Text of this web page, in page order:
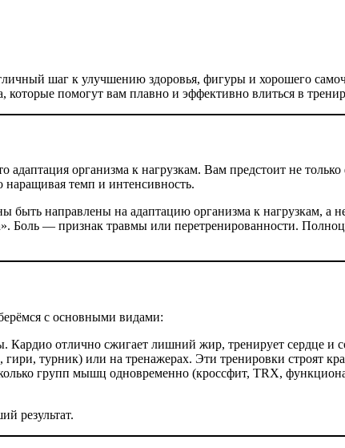
шаг к улучшению здоровья, фигуры и хорошего
помогут вам плавно и эффективно влиться в
организма к нагрузкам. Вам предстоит не
наращивая темп и интенсивность.
быть направлены на адаптацию организма к нагрузкам, а
Боль — признак травмы или перетренированности.
с основными видами:
Кардио отлично сжигает лишний жир, тренирует сердце и
гири, турник) или на тренажерах. Эти тренировки строят
групп мышц одновременно (кроссфит, TRX,
результат.